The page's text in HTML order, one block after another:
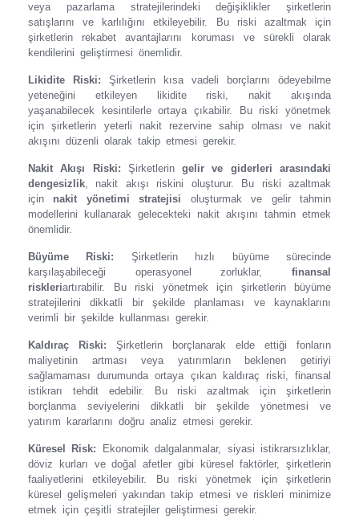
veya pazarlama stratejilerindeki değişiklikler şirketlerin
satışlarını ve karlılığını etkileyebilir. Bu riski azaltmak için
şirketlerin rekabet avantajlarını koruması ve sürekli olarak
kendilerini geliştirmesi önemlidir.
Likidite Riski: Şirketlerin kısa vadeli borçlarını ödeyebilme
yeteneğini etkileyen likidite riski, nakit akışında
yaşanabilecek kesintilerle ortaya çıkabilir. Bu riski yönetmek
için şirketlerin yeterli nakit rezervine sahip olması ve nakit
akışını düzenli olarak takip etmesi gerekir.
Nakit Akışı Riski: Şirketleringelir ve giderleri arasındaki
dengesizlik, nakit akışı riskini oluşturur. Bu riski azaltmak
için nakit yönetimi stratejisi oluşturmak ve gelir tahmin
modellerini kullanarak gelecekteki nakit akışını tahmin etmek
önemlidir.
Büyüme Riski: Şirketlerin hızlı büyüme sürecinde
karşılaşabileceği operasyonel zorluklar, finansal
riskleriartırabilir. Bu riski yönetmek için şirketlerin büyüme
stratejilerini dikkatli bir şekilde planlaması ve kaynaklarını
verimli bir şekilde kullanması gerekir.
Kaldıraç Riski: Şirketlerin borçlanarak elde ettiği fonların
maliyetinin artması veya yatırımların beklenen getiriyi
sağlamaması durumunda ortaya çıkan kaldıraç riski, finansal
istikrarı tehdit edebilir. Bu riski azaltmak için şirketlerin
borçlanma seviyelerini dikkatli bir şekilde yönetmesi ve
yatırım kararlarını doğru analiz etmesi gerekir.
Küresel Risk: Ekonomik dalgalanmalar, siyasi istikrarsızlıklar,
döviz kurları ve doğal afetler gibi küresel faktörler, şirketlerin
faaliyetlerini etkileyebilir. Bu riski yönetmek için şirketlerin
küresel gelişmeleri yakından takip etmesi ve riskleri minimize
etmek için çeşitli stratejiler geliştirmesi gerekir.